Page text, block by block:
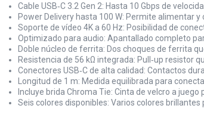
Cable USB‑C 3.2 Gen 2: Hasta 10 Gbps de
Power Delivery hasta 100 W: Permite alimentar
Soporte de vídeo 4K a 60 Hz: Posibilidad de
Optimizado para audio: Apantallado completo
Doble núcleo de ferrita: Dos choques de ferrita
Resistencia de 56 kΩ integrada: Pull‑up resistor
Conectores USB‑C de alta calidad: Contactos
Longitud de 1 m: Medida equilibrada para
Incluye brida Chroma Tie: Cinta de velcro a
Seis colores disponibles: Varios colores